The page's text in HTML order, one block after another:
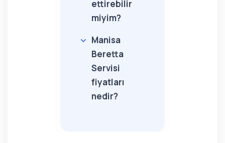
ettirebilir
miyim?
Manisa
Beretta
Servisi
fiyatları
nedir?